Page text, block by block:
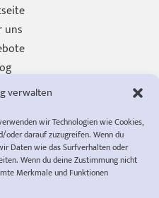
verwalten
wir Technologien wie Cookies,
oder darauf zuzugreifen. Wenn du
Daten wie das Surfverhalten oder
Wenn du deine Zustimmung nicht
Merkmale und Funktionen
uns
(EU)